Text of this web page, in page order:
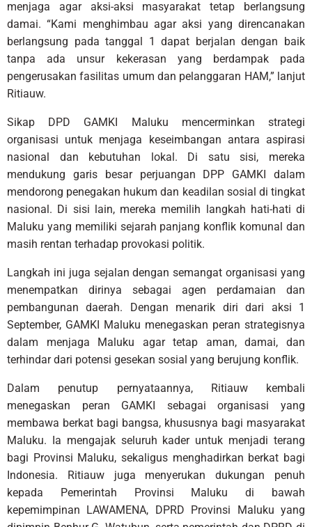
menjaga agar aksi-aksi masyarakat tetap berlangsung
damai. “Kami menghimbau agar aksi yang direncanakan
berlangsung pada tanggal 1 dapat berjalan dengan baik
tanpa ada unsur kekerasan yang berdampak pada
pengerusakan fasilitas umum dan pelanggaran HAM,” lanjut
Ritiauw.
Sikap DPD GAMKI Maluku mencerminkan strategi
organisasi untuk menjaga keseimbangan antara aspirasi
nasional dan kebutuhan lokal. Di satu sisi, mereka
mendukung garis besar perjuangan DPP GAMKI dalam
mendorong penegakan hukum dan keadilan sosial di tingkat
nasional. Di sisi lain, mereka memilih langkah hati-hati di
Maluku yang memiliki sejarah panjang konflik komunal dan
masih rentan terhadap provokasi politik.
Langkah ini juga sejalan dengan semangat organisasi yang
menempatkan dirinya sebagai agen perdamaian dan
pembangunan daerah. Dengan menarik diri dari aksi 1
September, GAMKI Maluku menegaskan peran strategisnya
dalam menjaga Maluku agar tetap aman, damai, dan
terhindar dari potensi gesekan sosial yang berujung konflik.
Dalam penutup pernyataannya, Ritiauw kembali
menegaskan peran GAMKI sebagai organisasi yang
membawa berkat bagi bangsa, khususnya bagi masyarakat
Maluku. Ia mengajak seluruh kader untuk menjadi terang
bagi Provinsi Maluku, sekaligus menghadirkan berkat bagi
Indonesia. Ritiauw juga menyerukan dukungan penuh
kepada Pemerintah Provinsi Maluku di bawah
kepemimpinan LAWAMENA, DPRD Provinsi Maluku yang